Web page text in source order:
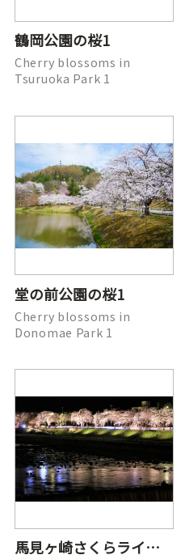
鶴岡公園の桜1
Cherry blossoms in
Tsuruoka Park 1
堂の前公園の桜1
Cherry blossoms in
Donomae Park 1
馬見ヶ崎さくらライン夜桜1